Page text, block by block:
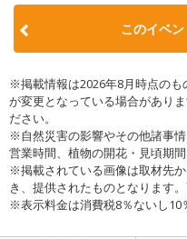
このイベ
※掲載情報は2026年8月時点の
が変更となっている場合があり
ださい。
※自然災害の影響やその他諸事
営業時間、植物の開花・見頃期
※掲載されている画像は取材先
き、提供されたものとなります
※表示料金は消費税8％ないし10